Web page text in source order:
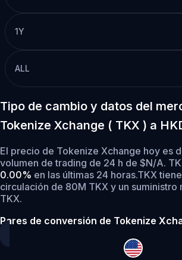
1Y
ALL
Tipo de cambio y datos del
Tokenize Xchange ( TKX ) a
El precio de Tokenize Xchange hoy es
volumen de trading de 24 h de $N/A.
0.00% en las últimas 24 horas.TKX
circulación de 80M TKX y un suministro
TKX.
Pares de conversión de Tokenize